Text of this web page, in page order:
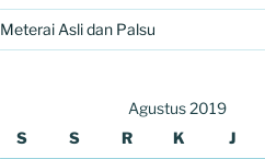
Meterai Asli dan Palsu
Agustus 2019
S
S R K J